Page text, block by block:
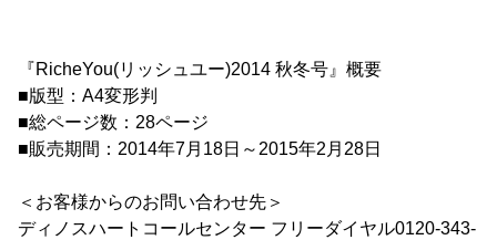
『RicheYou(リッシュユー)2014 秋冬号』概要
■版型：A4変形判
■総ページ数：28ページ
■販売期間：2014年7月18日～2015年2月28日
＜お客様からのお問い合わせ先＞
ディノスハートコールセンター フリーダイヤル0120-343-